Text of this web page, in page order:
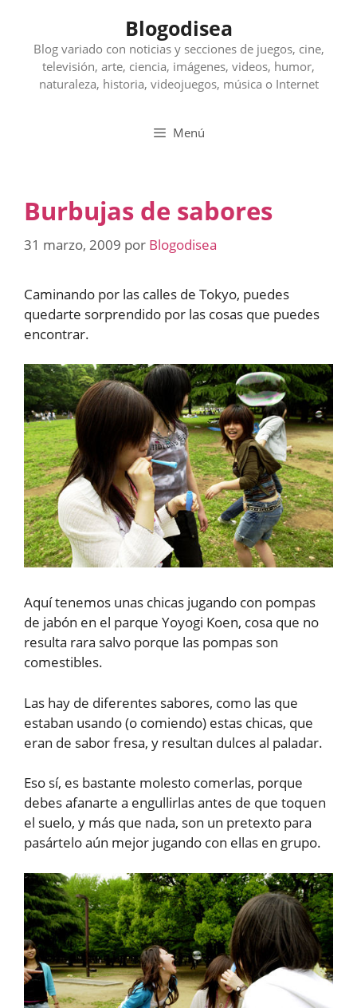
contenido
Blogodisea
Blog variado con noticias y secciones de juegos, cine,
televisión, arte, ciencia, imágenes, videos, humor,
naturaleza, historia, videojuegos, música o Internet
Menú
Burbujas de sabores
31 marzo, 2009 por Blogodisea
Caminando por las calles de Tokyo, puedes
quedarte sorprendido por las cosas que puedes
encontrar.
Aquí tenemos unas chicas jugando con pompas
de jabón en el parque Yoyogi Koen, cosa que no
resulta rara salvo porque las pompas son
comestibles.
Las hay de diferentes sabores, como las que
estaban usando (o comiendo) estas chicas, que
eran de sabor fresa, y resultan dulces al paladar.
Eso sí, es bastante molesto comerlas, porque
debes afanarte a engullirlas antes de que toquen
el suelo, y más que nada, son un pretexto para
pasártelo aún mejor jugando con ellas en grupo.